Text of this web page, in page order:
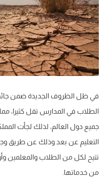
في ظل الظروف الجديدة ضمن
الطلاب في المدارس تقل كثيرا،
جميع دول العالم، لذلك لجأت
التعليم عن بعد وذلك عن طريق
تتيح لكل من الطلاب والمعلمين
من خدماتها.